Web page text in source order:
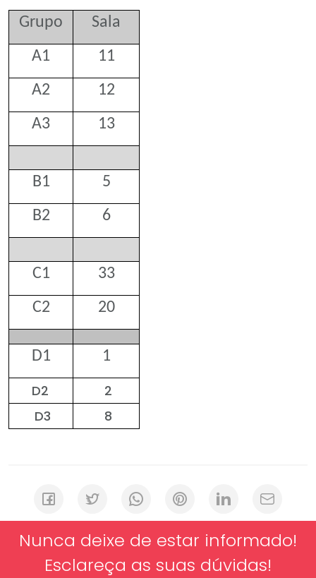
Grupo
Sala
A1
11
A2
12
A3
13
B1
5
B2
6
C1
33
C2
20
D1 1
D2
2
D3
8
Nunca deixe de estar informado!
Esclareça as suas dúvidas!